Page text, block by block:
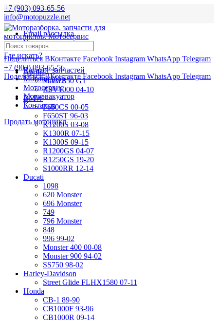
+7 (903) 093-65-56
info@motopuzzle.net
Email рассылка
Новости
Поделиться ВКонтакте Facebook Instagram WhatsApp Telegram
+7 (903) 093-65-56
Поделиться ВКонтакте Facebook Instagram WhatsApp Telegram
Где искать?
Aprilia
Mana 850 GT
RSV1000 04-10
BMW
F650CS 00-05
F650ST 96-03
K1200S 03-08
K1300R 07-15
K1300S 09-15
R1200GS 04-07
R1250GS 19-20
S1000RR 12-14
Ducati
1098
620 Monster
696 Monster
749
796 Monster
848
996 99-02
Monster 400 00-08
Monster 900 94-02
SS750 98-02
Harley-Davidson
Street Glide FLHX1580 07-11
Honda
CB-1 89-90
CB1000F 93-96
CB1000R 09-14
Каталог запчастей
Мотоподбор
Мотосервис
Мотоэвакуатор
Контакты
Продать мотоцикл